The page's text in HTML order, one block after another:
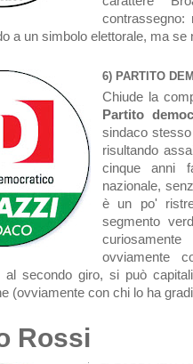
a un simbolo elettorale, ma
6) PARTITO
Chiude la
Partito
sindaco
risultando
cinque anni
nazionale,
è un po'
segmento
ovviamente
al secondo giro, si può
(ovviamente con chi lo ha
Rossi